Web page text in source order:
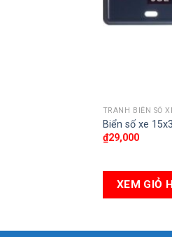
TRANH BIỂN SỐ
Biển số xe
₫29,000
XEM GIỎ